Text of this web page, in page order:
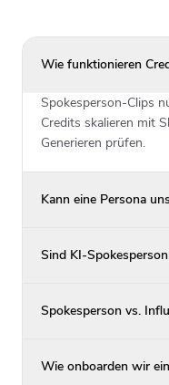
Wie funktionieren
Spokesperson-Clips
Credits skalieren mit
Generieren prüfen.
Kann eine Persona
Sind KI-
Spokesperson vs.
Wie onboarden wir